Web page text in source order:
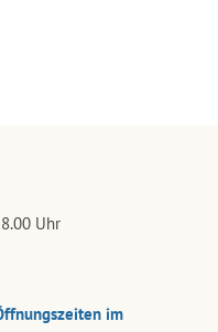
Uhr
im